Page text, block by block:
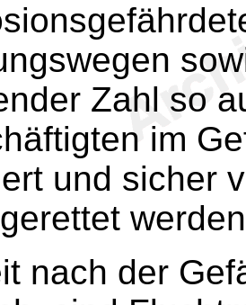
Zahl so
im
und sicher
nach der